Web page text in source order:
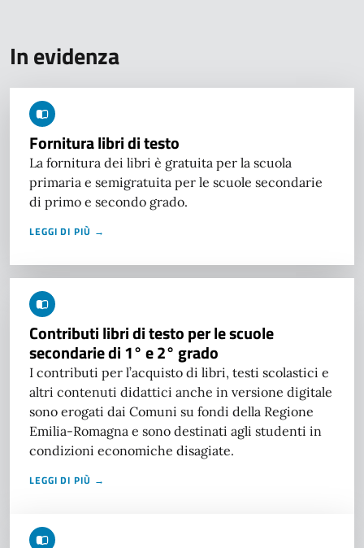
In evidenza
Fornitura libri di testo
La fornitura dei libri è gratuita per la scuola
primaria e semigratuita per le scuole secondarie
di primo e secondo grado.
LEGGI DI PIÙ →
Contributi libri di testo per le scuole
secondarie di 1° e 2° grado
I contributi per l’acquisto di libri, testi scolastici e
altri contenuti didattici anche in versione digitale
sono erogati dai Comuni su fondi della Regione
Emilia-Romagna e sono destinati agli studenti in
condizioni economiche disagiate.
LEGGI DI PIÙ →